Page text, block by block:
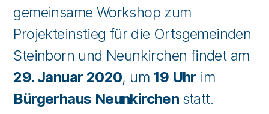
gemeinsame Workshop zum
Projekteinstieg für die Ortsgemeinden
Steinborn und Neunkirchen findet am
29. Januar 2020, um 19 Uhr im
Bürgerhaus Neunkirchen statt.